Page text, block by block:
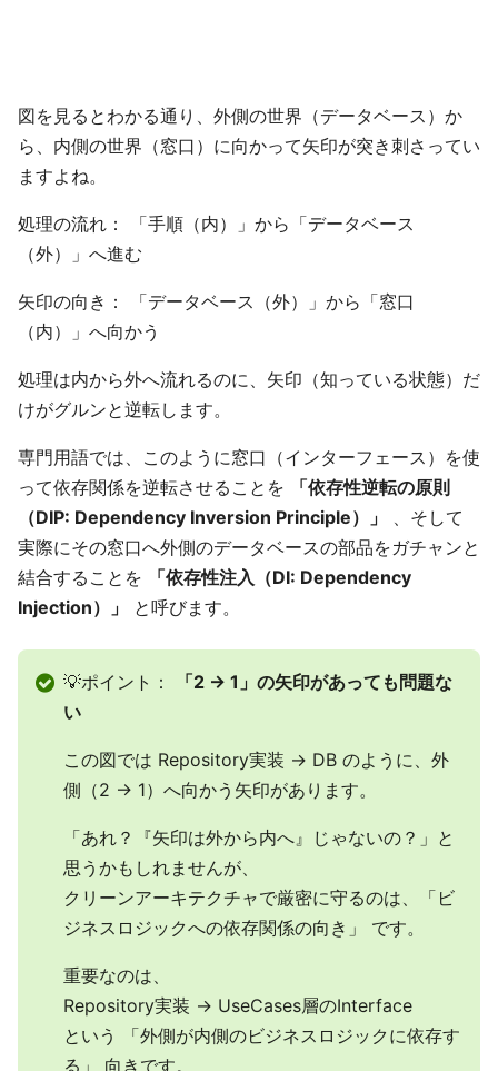
図を見るとわかる通り、外側の世界（データベース）か
ら、内側の世界（窓口）に向かって矢印が突き刺さってい
ますよね。
処理の流れ： 「手順（内）」から「データベース
（外）」へ進む
矢印の向き： 「データベース（外）」から「窓口
（内）」へ向かう
処理は内から外へ流れるのに、矢印（知っている状態）だ
けがグルンと逆転します。
専門用語では、このように窓口（インターフェース）を使
って依存関係を逆転させることを
「依存性逆転の原則
（DIP: Dependency Inversion Principle）」
、そして
実際にその窓口へ外側のデータベースの部品をガチャンと
結合することを
「依存性注入（DI: Dependency
Injection）」
と呼びます。
💡ポイント：
「2 → 1」の矢印があっても問題な
い
この図では Repository実装 → DB のように、外
側（2 → 1）へ向かう矢印があります。
「あれ？『矢印は外から内へ』じゃないの？」と
思うかもしれませんが、
クリーンアーキテクチャで厳密に守るのは、「ビ
ジネスロジックへの依存関係の向き」 です。
重要なのは、
Repository実装 → UseCases層のInterface
という 「外側が内側のビジネスロジックに依存す
る」 向きです。